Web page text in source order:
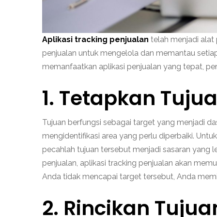
Aplikasi tracking penjualan telah menjadi alat
penjualan untuk mengelola dan memantau
memanfaatkan aplikasi penjualan yang tepat,
1. Tetapkan
Tujuan berfungsi sebagai target yang menjadi
mengidentifikasi area yang perlu diperbaiki.
pecahlah tujuan tersebut menjadi sasaran yang
penjualan, aplikasi tracking penjualan akan
Anda tidak mencapai target tersebut, Anda
2. Rincikan